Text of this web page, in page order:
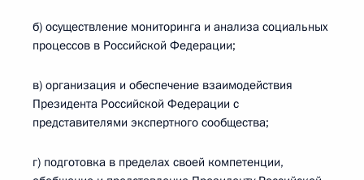
б) осуществление мониторинга и анализа социальных
процессов в Российской Федерации;
в) организация и обеспечение взаимодействия
Президента Российской Федерации с
представителями экспертного сообщества;
г) подготовка в пределах своей компетенции,